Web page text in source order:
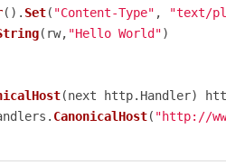
(). Set( "Content-Type" ,
"text/
(rw, "Hello World"
CanonicalHost( "http://